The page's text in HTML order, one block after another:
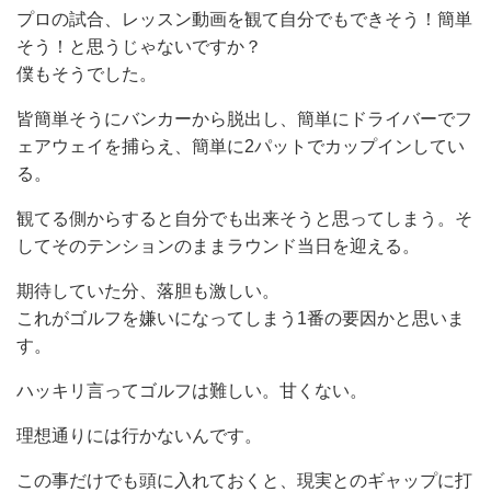
プロの試合、レッスン動画を観て自分でもできそう！簡単
そう！と思うじゃないですか？
僕もそうでした。
皆簡単そうにバンカーから脱出し、簡単にドライバーでフ
ェアウェイを捕らえ、簡単に2パットでカップインしてい
る。
観てる側からすると自分でも出来そうと思ってしまう。そ
してそのテンションのままラウンド当日を迎える。
期待していた分、落胆も激しい。
これがゴルフを嫌いになってしまう1番の要因かと思いま
す。
ハッキリ言ってゴルフは難しい。甘くない。
理想通りには行かないんです。
この事だけでも頭に入れておくと、現実とのギャップに打